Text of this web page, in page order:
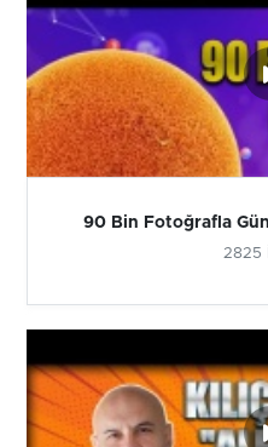
90 Bin Fotoğrafla
2825